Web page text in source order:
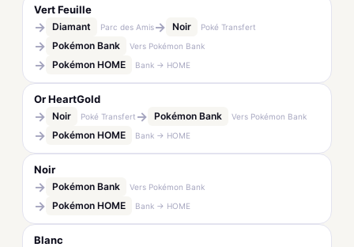
Vert Feuille
→ Diamant Parc des Amis→ Noir Poké Transfert
→ Pokémon Bank Vers Pokémon Bank
→ Pokémon HOME Bank → HOME
Or HeartGold
→ Noir Poké Transfert → Pokémon Bank Vers Pokémon Bank
→ Pokémon HOME Bank → HOME
Noir
→ Pokémon Bank Vers Pokémon Bank
→ Pokémon HOME Bank → HOME
Blanc